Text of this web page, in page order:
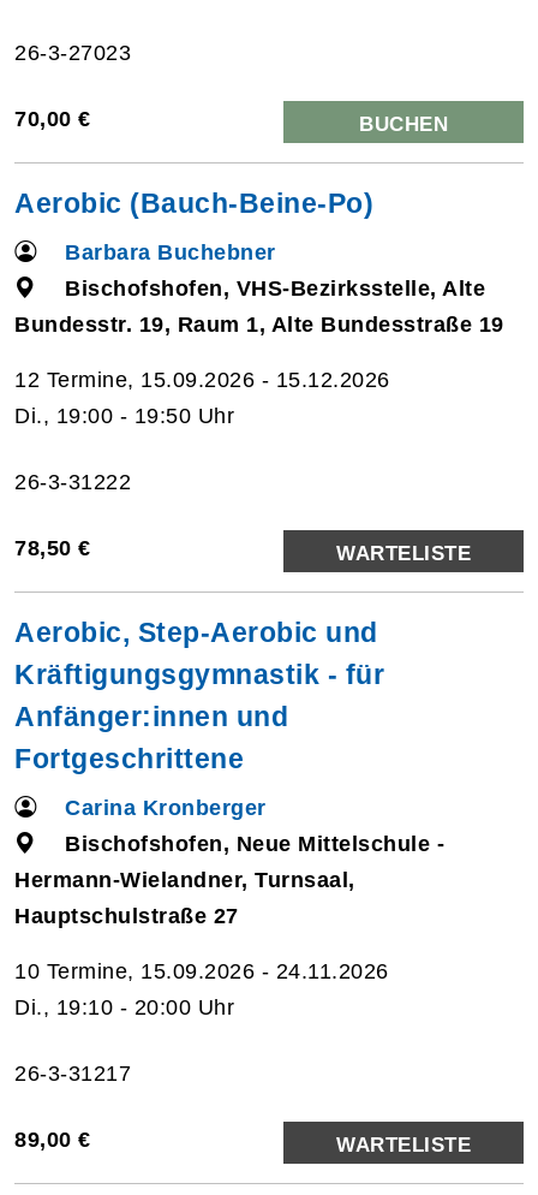
26-3-27023
70,00 € BUCHEN
Aerobic (Bauch-Beine-Po)
Barbara Buchebner
Bischofshofen, VHS-Bezirksstelle, Alte
Bundesstr. 19, Raum 1, Alte Bundesstraße 19
12 Termine, 15.09.2026 - 15.12.2026
Di., 19:00 - 19:50 Uhr
26-3-31222
78,50 € WARTELISTE
Aerobic, Step-Aerobic und
Kräftigungsgymnastik - für
Anfänger:innen und
Fortgeschrittene
Carina Kronberger
Bischofshofen, Neue Mittelschule -
Hermann-Wielandner, Turnsaal,
Hauptschulstraße 27
10 Termine, 15.09.2026 - 24.11.2026
Di., 19:10 - 20:00 Uhr
26-3-31217
89,00 € WARTELISTE